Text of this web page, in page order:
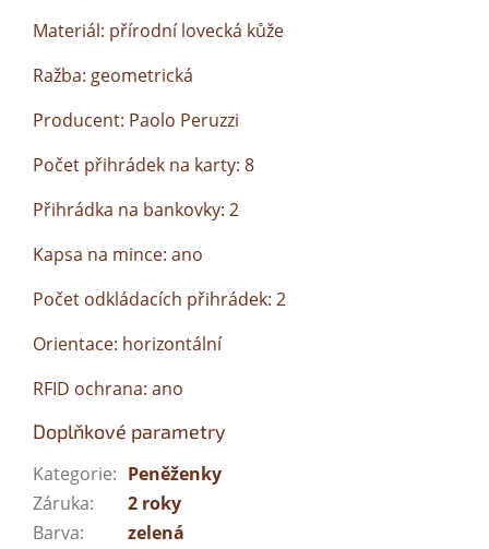
Materiál: přírodní lovecká kůže
Ražba: geometrická
Producent: Paolo Peruzzi
Počet přihrádek na karty: 8
Přihrádka na bankovky: 2
Kapsa na mince: ano
Počet odkládacích přihrádek: 2
Orientace: horizontální
RFID ochrana: ano
Doplňkové parametry
Kategorie: Peněženky
Záruka:
2 roky
Barva:
zelená